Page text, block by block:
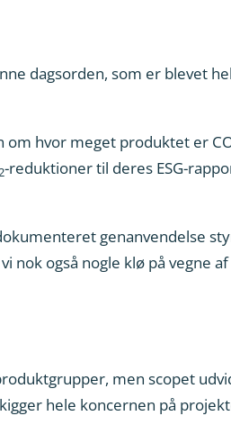
dagsorden, som er blevet
hvor meget produktet er
-reduktioner til deres ESG-
genanvendelse
nok også nogle klø på vegne
men scopet
hele koncernen på